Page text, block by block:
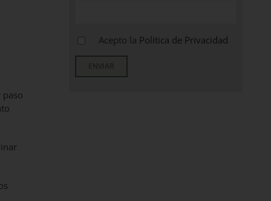
paso
Acepto la Política de Privacidad